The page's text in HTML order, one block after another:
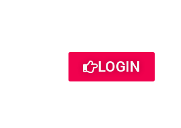
LOGIN